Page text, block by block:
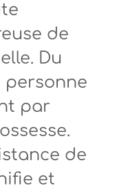
de
Du
personne
par
de
et